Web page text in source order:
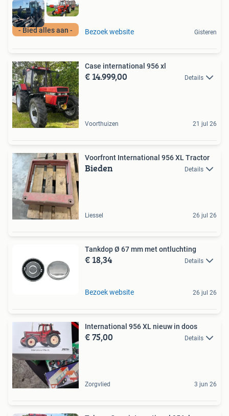
- Bied alles aan - Bezoek website Gisteren
Case international 956 xl
€ 14.999,00 Details
Voorthuizen 21 jul 26
Voorfront International 956 XL Tractor
Bieden Details
Liessel 26 jul 26
Tankdop Ø 67 mm met ontluchting
€ 18,34 Details
Bezoek website 26 jul 26
International 956 XL nieuw in doos
€ 75,00 Details
Zorgvlied 3 jun 26